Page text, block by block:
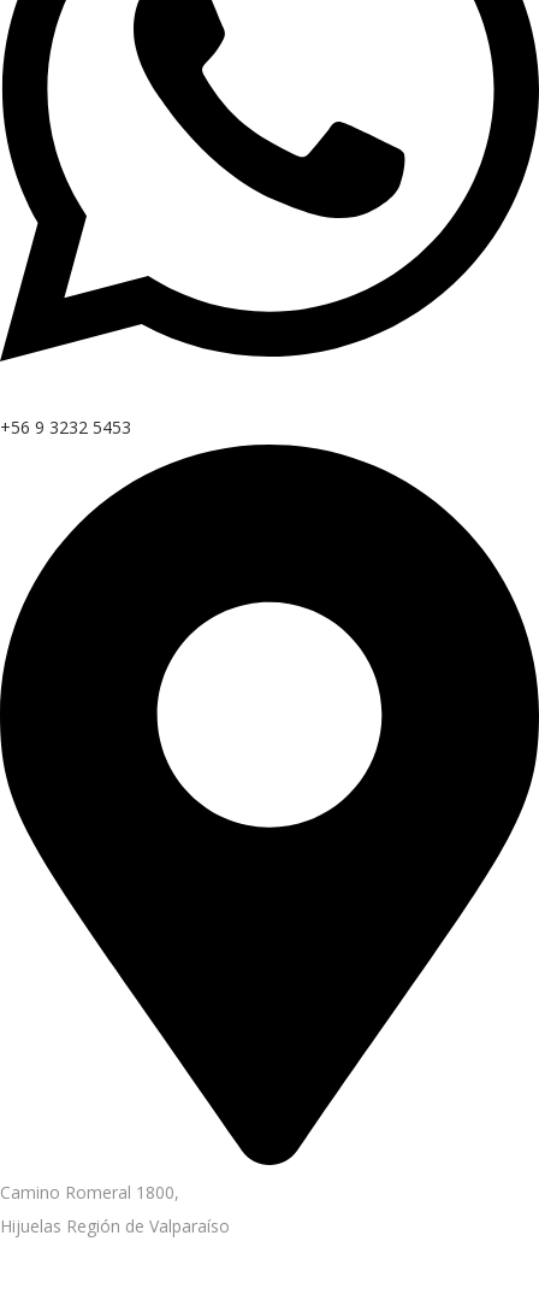
+56 9 3232 5453
Camino Romeral 1800,
Hijuelas Región de Valparaíso